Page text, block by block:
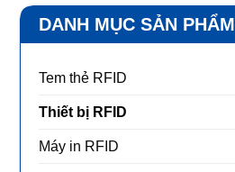
DANH MỤC SẢN PHẨM
Tem thẻ RFID
Thiết bị RFID
Máy in RFID